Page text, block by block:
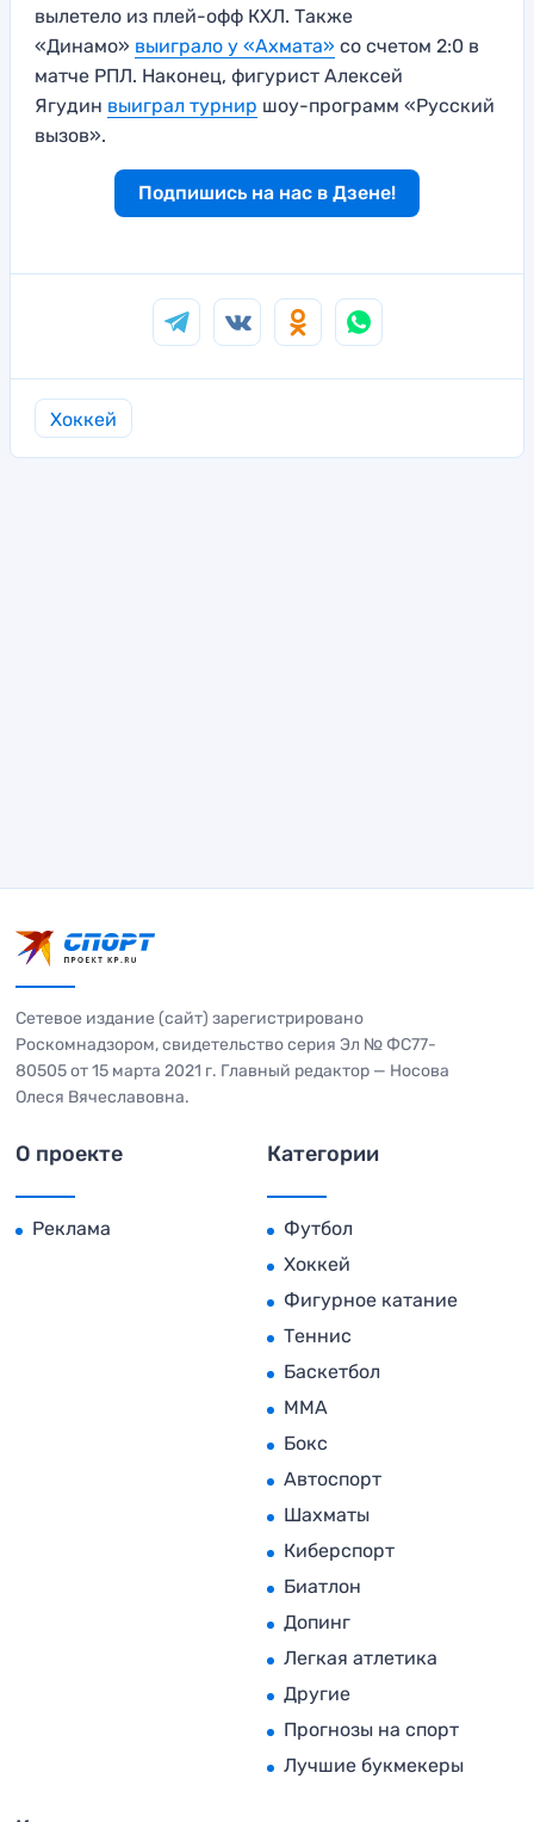
вылетело из плей-офф КХЛ. Также
«Динамо» выиграло у «Ахмата» со счетом 2:0 в
матче РПЛ. Наконец, фигурист Алексей
Ягудин выиграл турнир шоу-программ «Русский
вызов».
Подпишись на нас в Дзене!
Хоккей
Сетевое издание (сайт) зарегистрировано
Роскомнадзором, свидетельство серия Эл № ФС77-
80505 от 15 марта 2021 г. Главный редактор — Носова
Олеся Вячеславовна.
О проекте
Реклама
Категории
Футбол
Хоккей
Фигурное катание
Теннис
Баскетбол
MMA
Бокс
Автоспорт
Шахматы
Киберспорт
Биатлон
Допинг
Легкая атлетика
Другие
Прогнозы на спорт
Лучшие букмекеры